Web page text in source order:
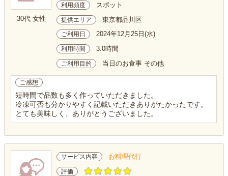
30代 女性
利用頻度 スポット
提供エリア 東京都品川区
ご利用日 2024年12月25日(水)
利用時間 3.0時間
ご利用目的 当日のお食事 その他
ご感想
短時間で品数も多く作っていただきました。
冷凍可否も分かりやすく記載いただきありがたかったです。
とても美味しく、ありがとうございました。
サービス内容 お料理代行
評価